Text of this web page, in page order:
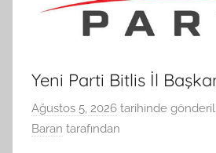
Yeni Parti Bitlis İl
Ağustos 5, 2026 tarihinde
Baran tarafından